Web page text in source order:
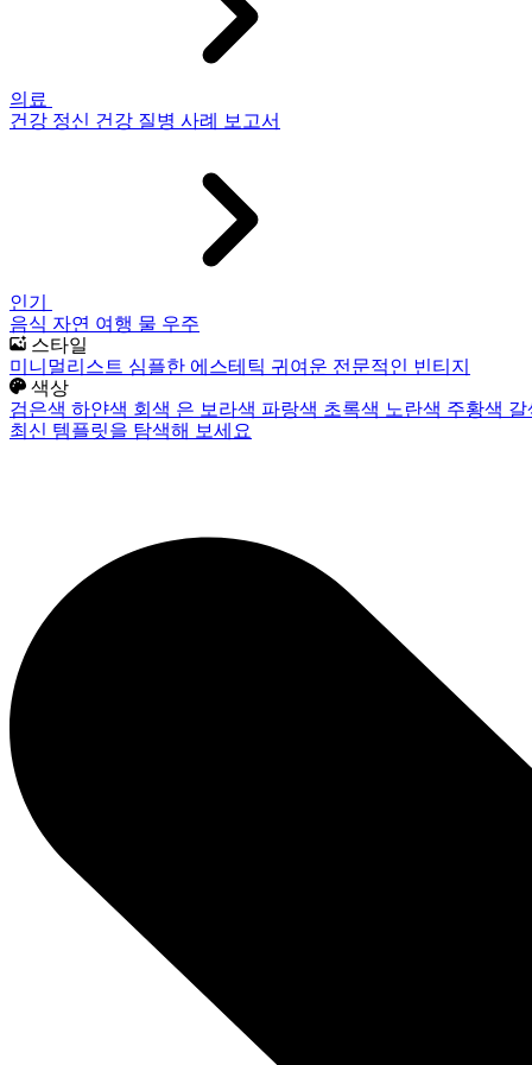
의료
건강 정신 건강 질병 사례 보고서
인기
음식 자연 여행 물 우주
스타일
미니멀리스트 심플한 에스테틱 귀여운 전문적인 빈티지
색상
검은색 하얀색 회색 은 보라색 파랑색 초록색 노란색 주황색
최신 템플릿을 탐색해 보세요